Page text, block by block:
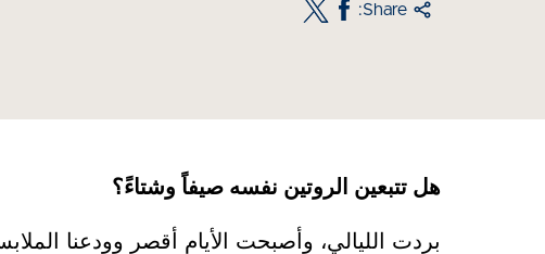
Share:
هل تتبعين الروتين نفسه صيفاً وشتاءً؟
بردت الليالي، وأصبحت الأيام أقصر وودعنا